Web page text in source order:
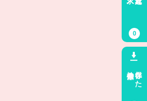
0
保存した